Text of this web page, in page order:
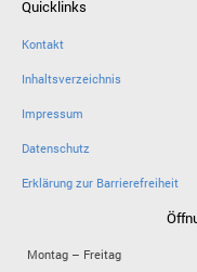
Quicklinks
Kontakt
Inhaltsverzeichnis
Impressum
Datenschutz
Erklärung zur Barrierefreiheit
Montag – Freitag